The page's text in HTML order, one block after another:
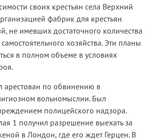
своих крестьян села Верхний
фабрик для крестьян
не имевших достаточного количества
хозяйства. Эти планы
в полном объеме в условиях
арестован по обвинению в
вольномыслии. Был
полицейского надзора.
1 получил разрешение выехать за
в Лондон, где его ждет Герцен. В